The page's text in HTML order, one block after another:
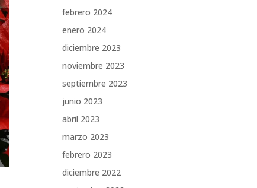
febrero 2024
enero 2024
diciembre 2023
noviembre 2023
septiembre 2023
junio 2023
abril 2023
marzo 2023
febrero 2023
diciembre 2022